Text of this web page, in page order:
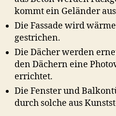
kommt ein Geländer
Die Fassade wird
gestrichen.
Die Dächer werden
den Dächern eine
errichtet.
Die Fenster und
durch solche aus